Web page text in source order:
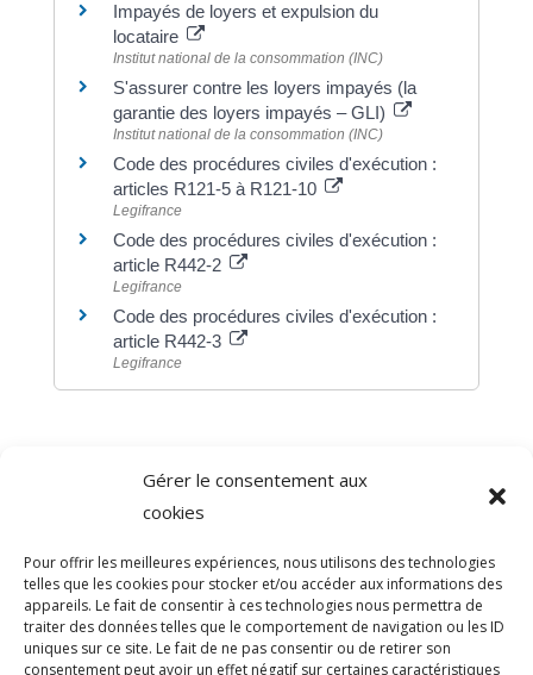
Gérer le consentement aux
cookies
Pour offrir les meilleures expériences, nous utilisons des technologies
telles que les cookies pour stocker et/ou accéder aux informations des
appareils. Le fait de consentir à ces technologies nous permettra de
traiter des données telles que le comportement de navigation ou les ID
uniques sur ce site. Le fait de ne pas consentir ou de retirer son
consentement peut avoir un effet négatif sur certaines caractéristiques
Impayés de loyers et expulsion du
locataire
Institut national de la consommation (INC)
S'assurer contre les loyers impayés (la
garantie des loyers impayés – GLI)
Institut national de la consommation (INC)
Code des procédures civiles d'exécution :
articles R121-5 à R121-10
Legifrance
Code des procédures civiles d'exécution :
article R442-2
Legifrance
Code des procédures civiles d'exécution :
article R442-3
Legifrance
Direction de l'information légale et administrative
comarquage developpé par